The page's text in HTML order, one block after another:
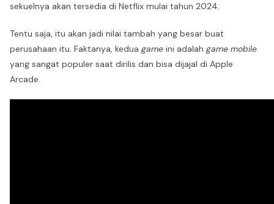
sekuelnya akan tersedia di Netflix mulai tahun 2024.
Tentu saja, itu akan jadi nilai tambah yang besar buat
perusahaan itu. Faktanya, kedua game ini adalah game mobile
yang sangat populer saat dirilis dan bisa dijajal di Apple
Arcade.